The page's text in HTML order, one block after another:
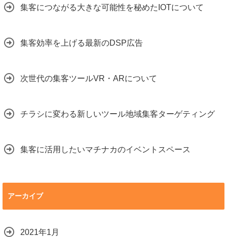
集客につながる大きな可能性を秘めたIOTについて
集客効率を上げる最新のDSP広告
次世代の集客ツールVR・ARについて
チラシに変わる新しいツール地域集客ターゲティング
集客に活用したいマチナカのイベントスペース
アーカイブ
2021年1月